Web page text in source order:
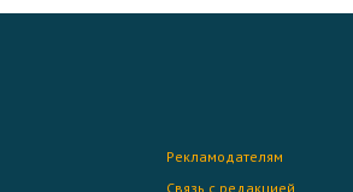
Рекламодателям
Связь с редакцией